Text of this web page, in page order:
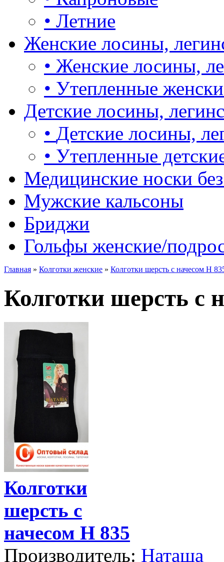
• Летние
Женские лосины,
• Женские лосины,
• Утепленные
Детские лосины,
• Детские лосины,
• Утепленные
Медицинские носки
Мужские кальсоны
Бриджи
Гольфы женские/
Главная » Колготки женские » Колготки шерсть с начесом Н
Колготки шерсть с
Колготки
шерсть с
начесом Н 835
Производитель: Наташа